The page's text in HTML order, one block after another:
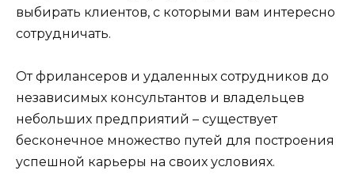
выбирать клиентов, с которыми вам интересно
сотрудничать.
От фрилансеров и удаленных сотрудников до
независимых консультантов и владельцев
небольших предприятий – существует
бесконечное множество путей для построения
успешной карьеры на своих условиях.